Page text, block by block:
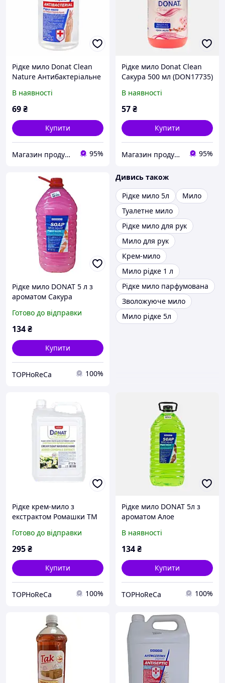
Рідке мило Donat Clean
Nature Антибактеріальне
В наявності
69₴
Купити
Магазин продукції Латинскої та Північної Америки 95%
Рідке мило Donat Clean
Сакура 500 мл (DON17735)
В наявності
57₴
Купити
Магазин продукції Латинскої та Північної Америки 95%
Рідке мило DONAT 5 л з
ароматом Сакура
Готово до відправки
134₴
Купити
TOPHoReCa 100%
Дивись також
Рідке мило 5л
Мило
Туалетне мило
Рідке мило для рук
Мило для рук
Крем-мило
Мило рідке 1 л
Рідке мило парфумована
Зволожуюче мило
Мило рідке 5л
Рідке крем-мило з
екстрактом Ромашки ТМ
Готово до відправки
295₴
Купити
TOPHoReCa 100%
Рідке мило DONAT 5л з
ароматом Алое
В наявності
134₴
Купити
TOPHoReCa 100%